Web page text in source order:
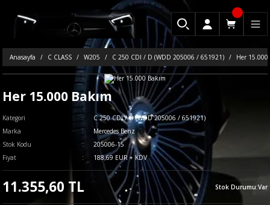
Anasayfa C CLASS W205 C 250 CDI / D (WDD 205006 / 651921) Her 15.000
Her 15.000 Bakım
Kategori
C 250 CDI / D (WDD 205006 / 651921)
Marka
Mercedes Benz
Stok Kodu
205006-15
Fiyat
188,69 EUR + KDV
11.355,60 TL Stok Durumu:Var